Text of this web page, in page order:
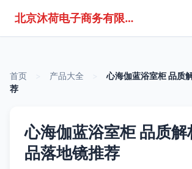
北京沐荷电子商务有限公司
首页 产品大全
心海伽蓝浴室柜 品质
荐
心海伽蓝浴室柜 品质解
品落地镜推荐